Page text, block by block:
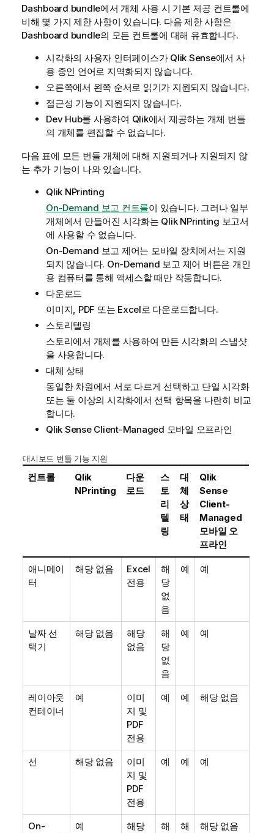
Dashboard bundle에서 개체 사용 시 기본 제공 컨트롤에
비해 몇 가지 제한 사항이 있습니다. 다음 제한 사항은
Dashboard bundle의 모든 컨트롤에 대해 유효합니다.
시각화의 사용자 인터페이스가 Qlik Sense에서 사
용 중인 언어로 지역화되지 않습니다.
오른쪽에서 왼쪽 순서로 읽기가 지원되지 않습니다.
접근성 기능이 지원되지 않습니다.
Dev Hub를 사용하여 Qlik에서 제공하는 개체 번들
의 개체를 편집할 수 없습니다.
다음 표에 모든 번들 개체에 대해 지원되거나 지원되지 않
는 추가 기능이 나와 있습니다.
Qlik NPrinting
On-Demand 보고 컨트롤이 있습니다. 그러나 일부
개체에서 만들어진 시각화는 Qlik NPrinting 보고서
에 사용할 수 없습니다.
On-Demand 보고 제어는 모바일 장치에서는 지원
되지 않습니다. On-Demand 보고 제어 버튼은 개인
용 컴퓨터를 통해 액세스할 때만 작동합니다.
다운로드
이미지, PDF 또는 Excel로 다운로드합니다.
스토리텔링
스토리에서 개체를 사용하여 만든 시각화의 스냅샷
을 사용합니다.
대체 상태
동일한 차원에서 서로 다르게 선택하고 단일 시각화
또는 둘 이상의 시각화에서 선택 항목을 나란히 비교
합니다.
Qlik Sense Client-Managed 모바일 오프라인
대시보드 번들 기능 지원
컨트롤
Qlik
NPrinting
다운
로드
스
토
리
텔
링
대
체
상
태
Qlik
Sense
Client-
Managed
모바일 오
프라인
애니메이
터
해당 없음
Excel
전용
해
당
없
음
예 예
날짜 선
택기
해당 없음
해당
없음
해
당
없
음
예 예
레이아웃
컨테이너
예
이미
지 및
PDF
전용
예 예 해당 없음
선 해당 없음
이미
지 및
PDF
전용
예 예 예
On-
예
해당
해
해
해당 없음